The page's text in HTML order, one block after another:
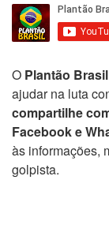
O Plantão Brasil
ajudar na luta
compartilhe
Facebook e
às informações,
golpista.